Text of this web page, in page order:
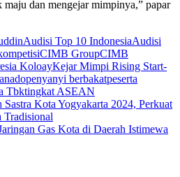
maju dan mengejar mimpinya,” papar
Audisi Top 10 IndonesiaAudisi
CIMB GroupCIMB
KoloayKejar Mimpi Rising Start-
penyanyi berbakatpeserta
Tbktingkat ASEAN
Kota Yogyakarta 2024, Perkuat
Tradisional
Gas Kota di Daerah Istimewa